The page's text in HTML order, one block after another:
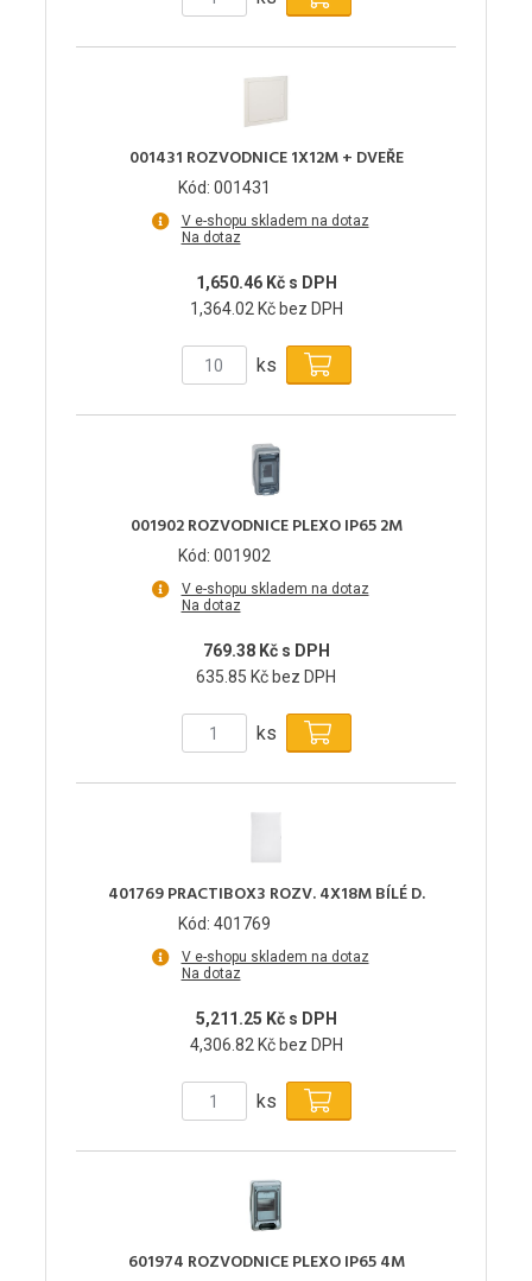
001431 ROZVODNICE 1X12M + DVEŘE
Kód: 001431
V e-shopu skladem na dotaz
Na dotaz
1,650.46 Kč s DPH
1,364.02 Kč bez DPH
ks
001902 ROZVODNICE PLEXO IP65 2M
Kód: 001902
V e-shopu skladem na dotaz
Na dotaz
769.38 Kč s DPH
635.85 Kč bez DPH
ks
401769 PRACTIBOX3 ROZV. 4X18M BÍLÉ D.
Kód: 401769
V e-shopu skladem na dotaz
Na dotaz
5,211.25 Kč s DPH
4,306.82 Kč bez DPH
ks
601974 ROZVODNICE PLEXO IP65 4M